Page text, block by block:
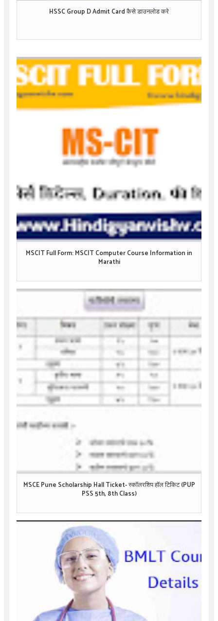
HSSC Group D Admit Card कैसे डाउनलोड करे
MSCIT Full Form: MSCIT Computer Course Information in
Marathi
MSCE Pune Scholarship Hall Ticket- स्कॉलरशिप हॉल टिकिट (PUP
PSS 5th, 8th Class)